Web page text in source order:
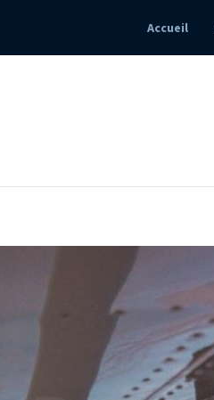
Accueil